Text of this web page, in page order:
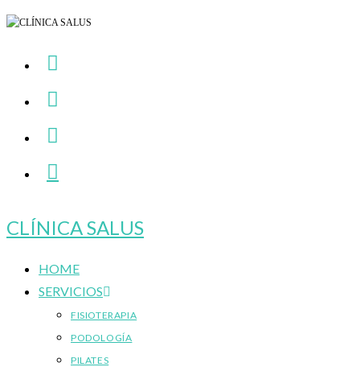
Ir
contenido
CLÍNICA SALUS
HOME
SERVICIOS
FISIOTERAPIA
PODOLOGÍA
PILATES